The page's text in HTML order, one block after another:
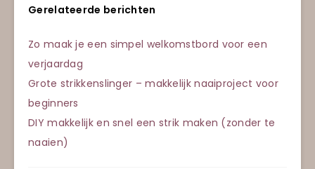
Gerelateerde berichten
Zo maak je een simpel welkomstbord voor een
verjaardag
Grote strikkenslinger – makkelijk naaiproject voor
beginners
DIY makkelijk en snel een strik maken (zonder te
naaien)